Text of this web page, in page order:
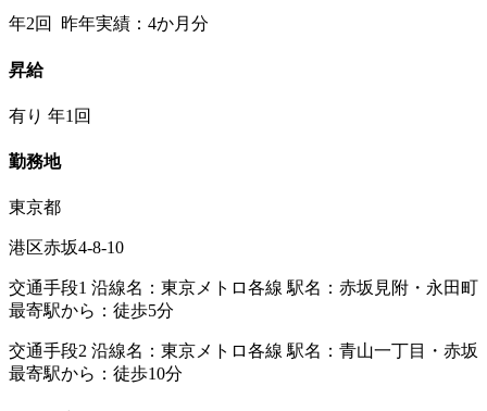
年2回 昨年実績：4か月分
昇給
有り 年1回
勤務地
東京都
港区赤坂4-8-10
交通手段1 沿線名：東京メトロ各線 駅名：赤坂見附・永田町
最寄駅から：徒歩5分
交通手段2 沿線名：東京メトロ各線 駅名：青山一丁目・赤坂
最寄駅から：徒歩10分